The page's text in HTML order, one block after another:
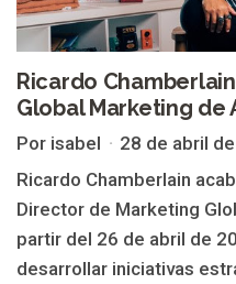
Ricardo
Global Marketing de
Por isabel 28 de abril
Ricardo Chamberlain
Director de Marketing
partir del 26 de abril de
desarrollar iniciativas